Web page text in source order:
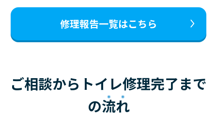
修理報告一覧はこちら
ご相談からトイレ修理完了まで
の流れ